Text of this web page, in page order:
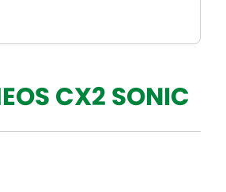
CX2 SONIC